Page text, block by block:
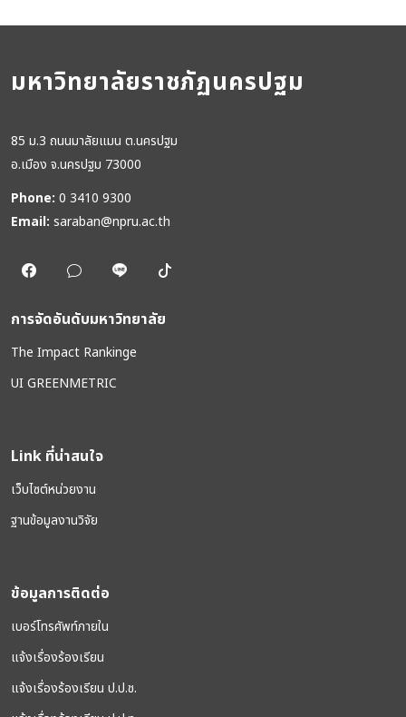
มหาวิทยาลัยราชภัฏนครปฐม
85 ม.3 ถนนมาลัยแมน ต.นครปฐม
อ.เมือง จ.นครปฐม 73000
Phone: 0 3410 9300
Email: saraban@npru.ac.th
การจัดอันดับมหาวิทยาลัย
The Impact Rankinge
UI GREENMETRIC
Link ที่น่าสนใจ
เว็บไซต์หน่วยงาน
ฐานข้อมูลงานวิจัย
ข้อมูลการติดต่อ
เบอร์โทรศัพท์ภายใน
แจ้งเรื่องร้องเรียน
แจ้งเรื่องร้องเรียน ป.ป.ช.